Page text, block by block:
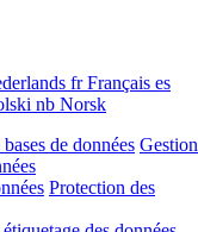
frFrançais es
nb Norsk
de données Gestion
Protection des